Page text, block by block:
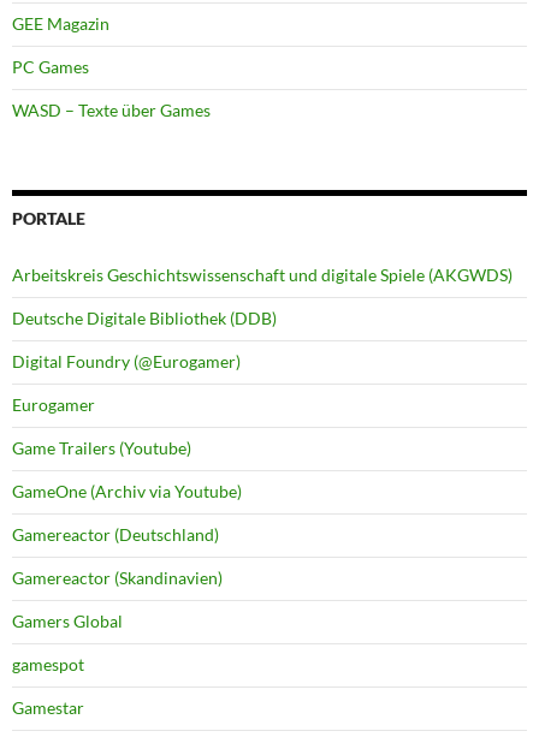
GEE Magazin
PC Games
WASD – Texte über Games
PORTALE
Arbeitskreis Geschichtswissenschaft und digitale Spiele (AKGWDS)
Deutsche Digitale Bibliothek (DDB)
Digital Foundry (@Eurogamer)
Eurogamer
Game Trailers (Youtube)
GameOne (Archiv via Youtube)
Gamereactor (Deutschland)
Gamereactor (Skandinavien)
Gamers Global
gamespot
Gamestar